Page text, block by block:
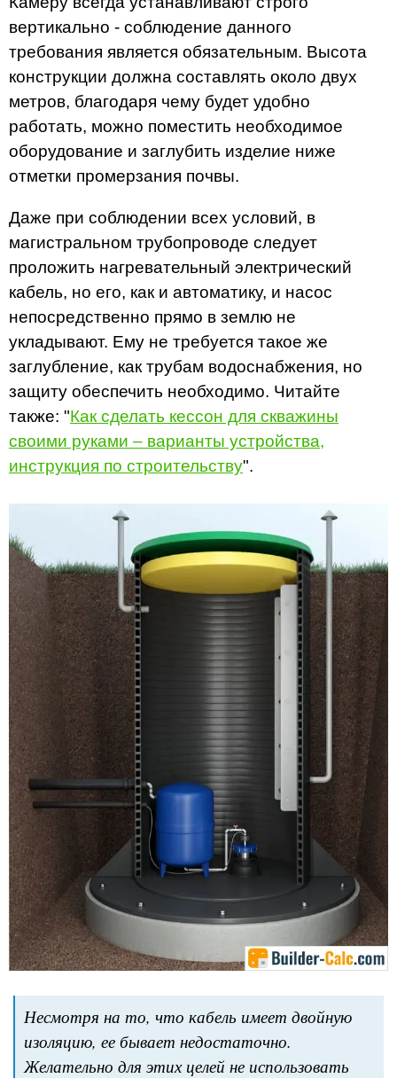
вертикально - соблюдение данного
требования является обязательным. Высота
конструкции должна составлять около двух
метров, благодаря чему будет удобно
работать, можно поместить необходимое
оборудование и заглубить изделие ниже
отметки промерзания почвы.
Даже при соблюдении всех условий, в
магистральном трубопроводе следует
проложить нагревательный электрический
кабель, но его, как и автоматику, и насос
непосредственно прямо в землю не
укладывают. Ему не требуется такое же
заглубление, как трубам водоснабжения, но
защиту обеспечить необходимо. Читайте
также: "Как сделать кессон для скважины
своими руками – варианты устройства,
инструкция по строительству".
Несмотря на то, что кабель имеет двойную
изоляцию, ее бывает недостаточно.
Желательно для этих целей не использовать